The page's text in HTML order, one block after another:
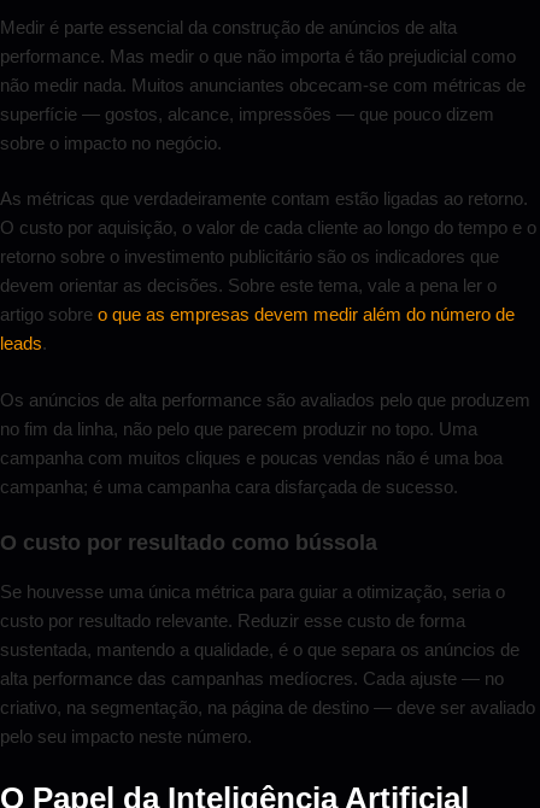
Medir é parte essencial da construção de anúncios de alta
performance. Mas medir o que não importa é tão prejudicial como
não medir nada. Muitos anunciantes obcecam-se com métricas de
superfície — gostos, alcance, impressões — que pouco dizem
sobre o impacto no negócio.
As métricas que verdadeiramente contam estão ligadas ao retorno.
O custo por aquisição, o valor de cada cliente ao longo do tempo e o
retorno sobre o investimento publicitário são os indicadores que
devem orientar as decisões. Sobre este tema, vale a pena ler o
artigo sobre o que as empresas devem medir além do número de
leads.
Os anúncios de alta performance são avaliados pelo que produzem
no fim da linha, não pelo que parecem produzir no topo. Uma
campanha com muitos cliques e poucas vendas não é uma boa
campanha; é uma campanha cara disfarçada de sucesso.
O custo por resultado como bússola
Se houvesse uma única métrica para guiar a otimização, seria o
custo por resultado relevante. Reduzir esse custo de forma
sustentada, mantendo a qualidade, é o que separa os anúncios de
alta performance das campanhas medíocres. Cada ajuste — no
criativo, na segmentação, na página de destino — deve ser avaliado
pelo seu impacto neste número.
O Papel da Inteligência Artificial